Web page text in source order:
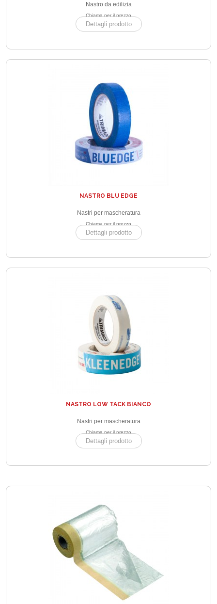
Nastro da edilizia
Chiama per il prezzo
Dettagli prodotto
NASTRO BLU EDGE
Nastri per mascheratura
Chiama per il prezzo
Dettagli prodotto
NASTRO LOW TACK BIANCO
Nastri per mascheratura
Chiama per il prezzo
Dettagli prodotto